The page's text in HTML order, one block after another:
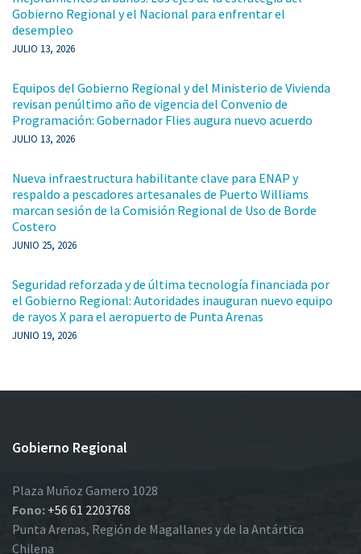
Gobierno Regional y el Nacional para enfrentar el
desempleo
JULIO 13, 2026
Equipos del Gobierno Regional y del Ministerio de Vivienda
revisan penúltimo año de vigencia del Convenio de
Programación: Gobernador Flies augura nuevo acuerdo
JULIO 13, 2026
Nueva infraestructura habilitante clave para ENAP y
respaldo a pescadores artesanales de Puerto Williams
marcan sesión de la Comisión Regional de Uso de Borde
Costero
JUNIO 25, 2026
Seguridad reforzada y de última tecnología financiada por
el Gobierno Regional: Autoridades inauguran nuevo equipo
de rayos X para el aeropuerto de Punta Arenas
JUNIO 19, 2026
Gobierno Regional
Plaza Muñoz Gamero 1028
Fono: +56 61 2203768
Punta Arenas, Región de Magallanes y de la Antártica
Chilena